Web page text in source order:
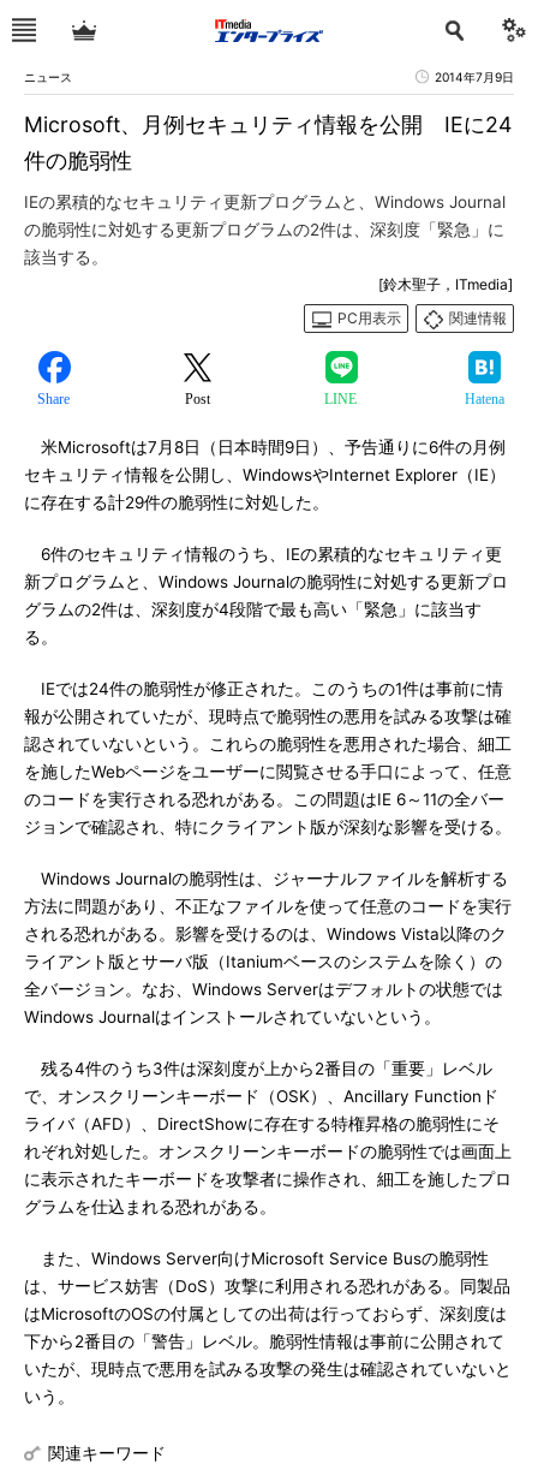
ニュース 2014年7月9日
Microsoft、月例セキュリティ情報を公開 IEに24
件の脆弱性
IEの累積的なセキュリティ更新プログラムと、Windows Journal
の脆弱性に対処する更新プログラムの2件は、深刻度「緊急」に
該当する。
[鈴木聖子，ITmedia]
PC用表示
関連情報
Share Post LINE Hatena
米Microsoftは7月8日（日本時間9日）、予告通りに6件の月例
セキュリティ情報を公開し、WindowsやInternet Explorer（IE）
に存在する計29件の脆弱性に対処した。
6件のセキュリティ情報のうち、IEの累積的なセキュリティ更
新プログラムと、Windows Journalの脆弱性に対処する更新プロ
グラムの2件は、深刻度が4段階で最も高い「緊急」に該当す
る。
IEでは24件の脆弱性が修正された。このうちの1件は事前に情
報が公開されていたが、現時点で脆弱性の悪用を試みる攻撃は確
認されていないという。これらの脆弱性を悪用された場合、細工
を施したWebページをユーザーに閲覧させる手口によって、任意
のコードを実行される恐れがある。この問題はIE 6～11の全バー
ジョンで確認され、特にクライアント版が深刻な影響を受ける。
Windows Journalの脆弱性は、ジャーナルファイルを解析する
方法に問題があり、不正なファイルを使って任意のコードを実行
される恐れがある。影響を受けるのは、Windows Vista以降のク
ライアント版とサーバ版（Itaniumベースのシステムを除く）の
全バージョン。なお、Windows Serverはデフォルトの状態では
Windows Journalはインストールされていないという。
残る4件のうち3件は深刻度が上から2番目の「重要」レベル
で、オンスクリーンキーボード（OSK）、Ancillary Functionド
ライバ（AFD）、DirectShowに存在する特権昇格の脆弱性にそ
れぞれ対処した。オンスクリーンキーボードの脆弱性では画面上
に表示されたキーボードを攻撃者に操作され、細工を施したプロ
グラムを仕込まれる恐れがある。
また、Windows Server向けMicrosoft Service Busの脆弱性
は、サービス妨害（DoS）攻撃に利用される恐れがある。同製品
はMicrosoftのOSの付属としての出荷は行っておらず、深刻度は
下から2番目の「警告」レベル。脆弱性情報は事前に公開されて
いたが、現時点で悪用を試みる攻撃の発生は確認されていないと
いう。
関連キーワード